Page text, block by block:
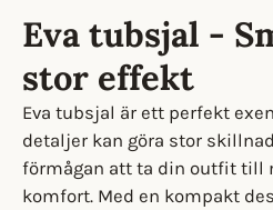
Eva tubsjal -
stor effekt
Eva tubsjal är ett perfekt
detaljer kan göra stor
förmågan att ta din outfit till
komfort. Med en kompakt